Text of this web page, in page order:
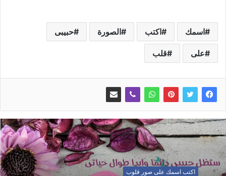
اسمك اكتب الصورة حبيبى
على قلب
اكتب اسمك على صور قلوب